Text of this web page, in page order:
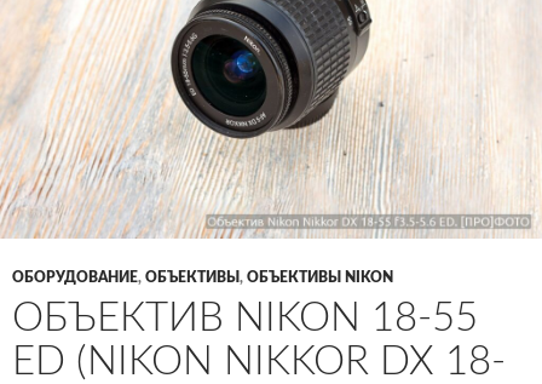
ОБОРУДОВАНИЕ, ОБЪЕКТИВЫ , ОБЪЕКТИВЫ NIKON
ОБЪЕКТИВ NIKON 18-55
ED (NIKON NIKKOR DX 18-